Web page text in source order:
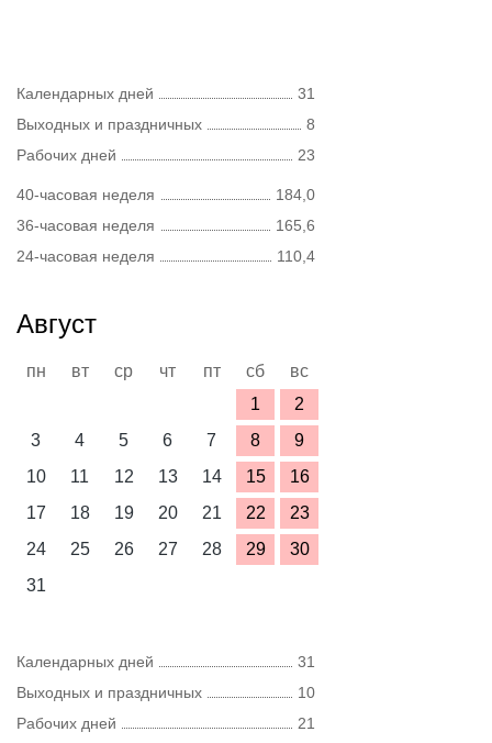
Календарных дней
31
Выходных и праздничных
8
Рабочих дней
23
40-часовая неделя
184,0
36-часовая неделя
165,6
24-часовая неделя
110,4
Август
пн вт ср чт пт сб
вс
1
2
3
4 5 6 7 8
9
10
11 12 13 14 15
16
17
18 19 20 21 22
23
24
25 26 27 28 29
30
31
Календарных дней
31
Выходных и праздничных
10
Рабочих дней
21